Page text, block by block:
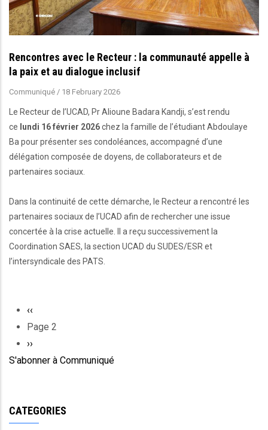
Rencontres avec le Recteur : la communauté appelle à
la paix et au dialogue inclusif
Communiqué / 18 February 2026
Le Recteur de l’UCAD, Pr Alioune Badara Kandji, s’est rendu
ce lundi 16 février 2026chez la famille de l’étudiant Abdoulaye
Ba pour présenter ses condoléances, accompagné d’une
délégation composée de doyens, de collaborateurs et de
partenaires sociaux.
Dans la continuité de cette démarche, le Recteur a rencontré les
partenaires sociaux de l’UCAD afin de rechercher une issue
concertée à la crise actuelle. Il a reçu successivement la
Coordination SAES, la section UCAD du SUDES/ESR et
l’intersyndicale des PATS.
Pagination
Page
précédente
‹‹
Page 2
Page
suivante
››
S'abonner à Communiqué
CATEGORIES